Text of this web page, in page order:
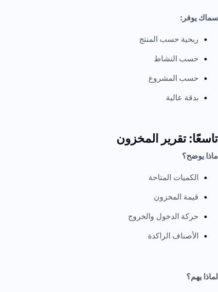
سماك يوفر:
ربحية حسب المنتج
حسب النشاط
حسب المشروع
بدقة عالية
تاسعًا: تقرير المخزون
ماذا يوضح؟
الكميات المتاحة
قيمة المخزون
حركة الدخول والخروج
الأصناف الراكدة
لماذا يهم؟